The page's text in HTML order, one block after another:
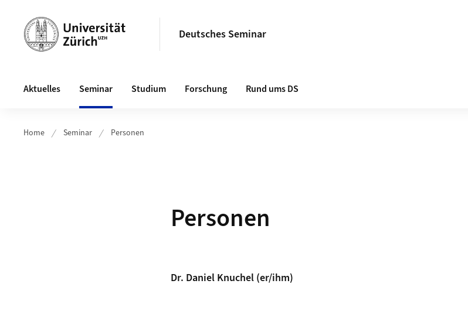
Deutsches Seminar
Aktuelles Seminar Studium Forschung Rund ums DS
Home Seminar Personen
Personen
Dr. Daniel Knuchel (er/ihm)